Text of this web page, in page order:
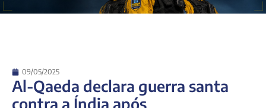
09/05/2025
Al-Qaeda declara guerra santa
contra a Índia após